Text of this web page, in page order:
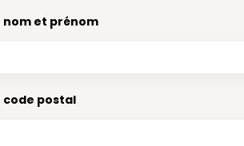
et prénom
code postal